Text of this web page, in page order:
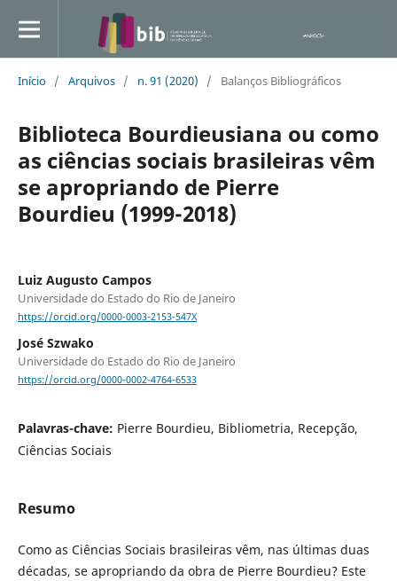
Início / Arquivos / n. 91 (2020) / Balanços Bibliográficos
Biblioteca Bourdieusiana ou como
as ciências sociais brasileiras vêm
se apropriando de Pierre
Bourdieu (1999-2018)
Luiz Augusto Campos
Universidade do Estado do Rio de Janeiro
https://orcid.org/0000-0003-2153-547X
José Szwako
Universidade do Estado do Rio de Janeiro
https://orcid.org/0000-0002-4764-6533
Palavras-chave: Pierre Bourdieu, Bibliometria, Recepção,
Ciências Sociais
Resumo
Como as Ciências Sociais brasileiras vêm, nas últimas duas
décadas, se apropriando da obra de Pierre Bourdieu? Este